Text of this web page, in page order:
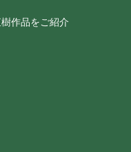
作品をご紹介